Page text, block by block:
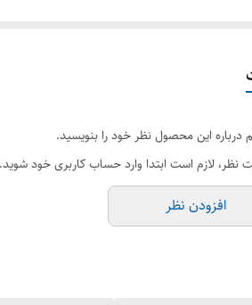
عطرها هستند. اگر به دنبال عطری با رایحه گرم و
میل
گرم و شیرین و کمی تند
این محصول نظر خود را بنویسید.
نظر، لازم است ابتدا وارد حساب کاربری خود شوید.
افزودن نظر